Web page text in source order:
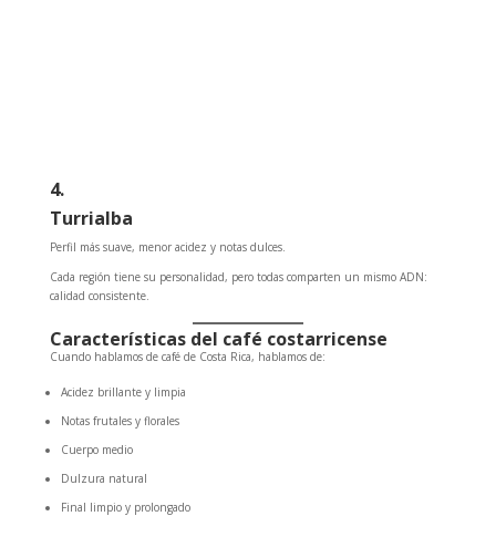
4.
Turrialba
Perfil más suave, menor acidez y notas dulces.
Cada región tiene su personalidad, pero todas comparten un mismo ADN:
calidad consistente.
Características del café costarricense
Cuando hablamos de café de Costa Rica, hablamos de:
Acidez brillante y limpia
Notas frutales y florales
Cuerpo medio
Dulzura natural
Final limpio y prolongado